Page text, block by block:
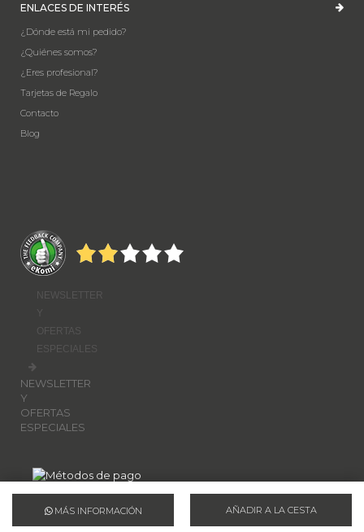
MÁS INFORMACIÓN AÑADIR A LA CESTA
ENLACES DE INTERÉS
¿Dónde está mi pedido?
¿Quiénes somos?
¿Eres profesional?
Tarjetas de Regalo
Contacto
Blog
NEWSLETTER
Y
OFERTAS
ESPECIALES
NEWSLETTER
Y
OFERTAS
ESPECIALES